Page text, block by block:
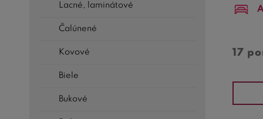
chcú
Lacné, laminátové
Čalúnené
Kovové
Biele
Bukové
17